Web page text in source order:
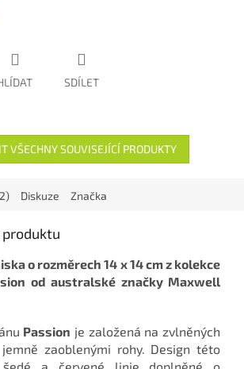
SDÍLET
VŠECHNY SOUVISEJÍCÍ PRODUKTY
Diskuze Značka
o rozměrech 14 x 14 cm z kolekce
od australské značky Maxwell
Passion je založená na zvlněných
zaoblenými rohy. Design této